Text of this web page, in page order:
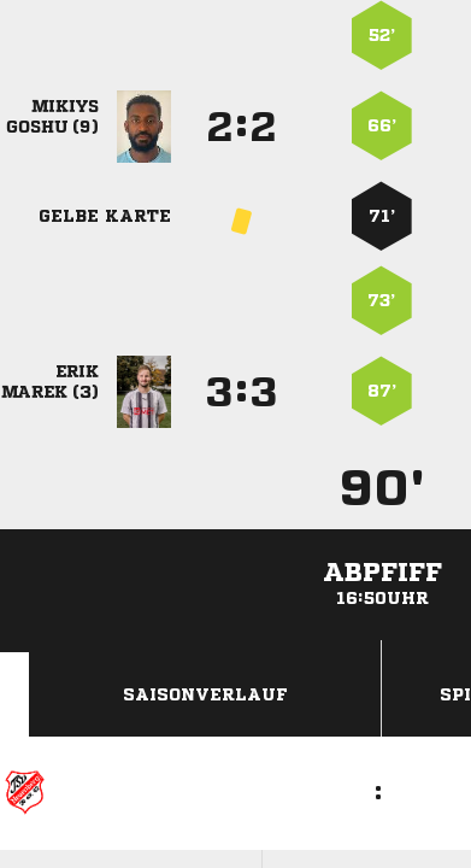
52’

 
: 66’
GELBE KARTE 71’
73’

 
: 87’
90'
ABPFIFF
16:50UHR
SAISONVERLAUF
: